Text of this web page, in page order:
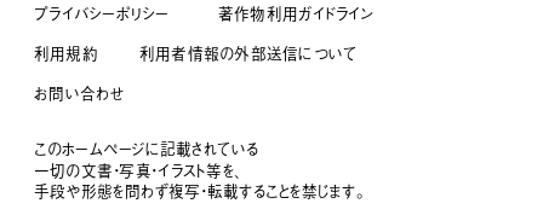
プライバシーポリシー
著作物利用ガイドライン
利用規約
利用者情報の外部送信について
お問い合わせ
このホームページに記載されている
一切の文書・写真・イラスト等を、
手段や形態を問わず複写・転載することを禁じます。